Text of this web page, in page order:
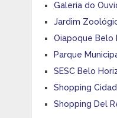
Galeria do
Jardim
Oiapoque Belo
Parque
SESC Belo
Shopping
Shopping Del